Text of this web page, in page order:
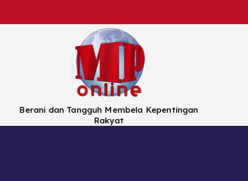
Berani dan Tangguh Membela Kepentingan
Rakyat